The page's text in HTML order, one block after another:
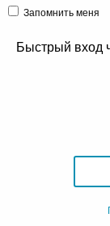
Запомнить меня
Быстрый вход